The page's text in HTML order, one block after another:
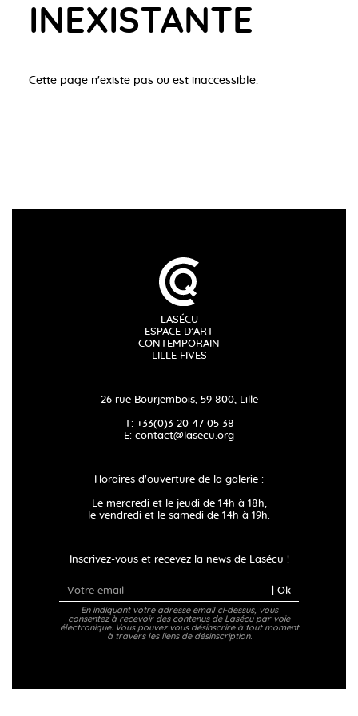
INEXISTANTE
Cette page n'existe pas ou est inaccessible.
LASÉCU
ESPACE D’ART
CONTEMPORAIN
LILLE FIVES
26 rue Bourjembois, 59 800, Lille
T: +33(0)3 20 47 05 38
E: contact@lasecu.org
Horaires d'ouverture de la galerie :
Le mercredi et le jeudi de 14h à 18h,
le vendredi et le samedi de 14h à 19h.
Inscrivez-vous et recevez la news de Lasécu !
| Ok
En indiquant votre adresse email ci-dessus, vous
consentez à recevoir des contenus de Lasécu par voie
électronique. Vous pouvez vous désinscrire à tout moment
à travers les liens de désinscription.